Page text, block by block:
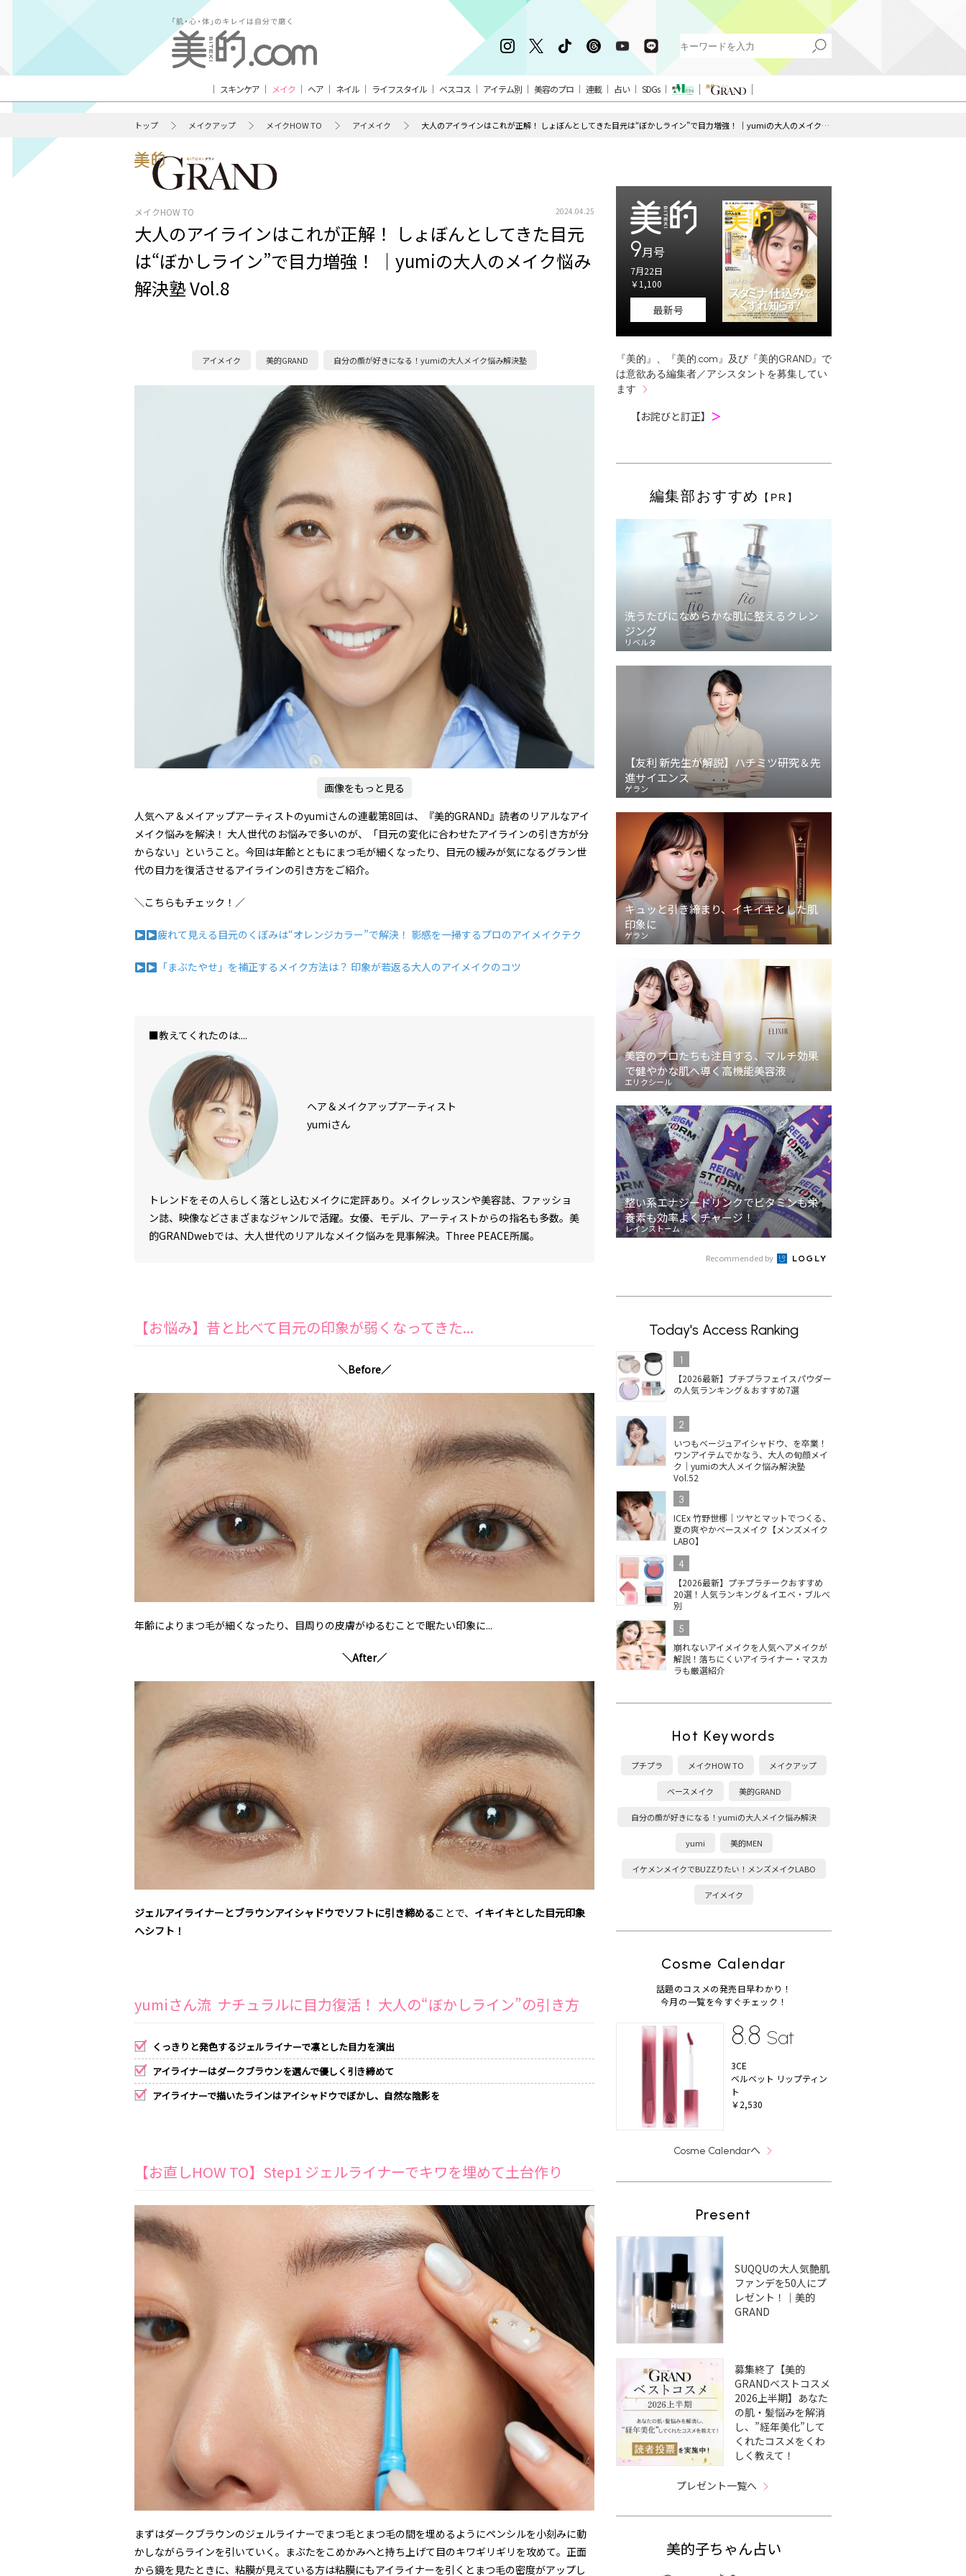
スキンケア メイク ヘア ネイル ライフスタイル ベスコス アイテム別 美容のプロ 連載 占い SDGs
トップ メイクアップ メイクHOW TO アイメイク 大人のアイラインはこれが正解！ しょぼんとしてきた目元は“ぼかしライン”で目力増強！ ｜yumiの大人のメイク悩み解決塾 Vol.8
メイクHOW TO 2024.04.25
大人のアイラインはこれが正解！ しょぼんとしてきた目元
は“ぼかしライン”で目力増強！ ｜yumiの大人のメイク悩み
解決塾 Vol.8
アイメイク 美的GRAND 自分の顔が好きになる！yumiの大人メイク悩み解決塾
画像をもっと見る
人気ヘア＆メイアップアーティストのyumiさんの連載第8回は、『美的GRAND』読者のリアルなアイ
メイク悩みを解決！ 大人世代のお悩みで多いのが、「目元の変化に合わせたアイラインの引き方が分
からない」ということ。今回は年齢とともにまつ毛が細くなったり、目元の緩みが気になるグラン世
代の目力を復活させるアイラインの引き方をご紹介。
＼こちらもチェック！／
疲れて見える目元のくぼみは“オレンジカラー”で解決！ 影感を一掃するプロのアイメイクテク
「まぶたやせ」を補正するメイク方法は？ 印象が若返る大人のアイメイクのコツ
■教えてくれたのは....
ヘア＆メイクアップアーティスト
yumiさん
トレンドをその人らしく落とし込むメイクに定評あり。メイクレッスンや美容誌、ファッショ
ン誌、映像などさまざまなジャンルで活躍。女優、モデル、アーティストからの指名も多数。美
的GRANDwebでは、大人世代のリアルなメイク悩みを見事解決。Three PEACE所属。
【お悩み】昔と比べて目元の印象が弱くなってきた...
＼Before／
年齢によりまつ毛が細くなったり、目周りの皮膚がゆるむことで眠たい印象に...
＼After／
ジェルアイライナーとブラウンアイシャドウでソフトに引き締めることで、 イキイキとした目元印象
へシフト！
yumiさん流 ナチュラルに目力復活！ 大人の“ぼかしライン”の引き方
くっきりと発色するジェルライナーで凛とした目力を演出
アイライナーはダークブラウンを選んで優しく引き締めて
アイライナーで描いたラインはアイシャドウでぼかし、自然な陰影を
【お直しHOW TO】Step1 ジェルライナーでキワを埋めて土台作り
まずはダークブラウンのジェルライナーでまつ毛とまつ毛の間を埋めるようにペンシルを小刻みに動
かしながらラインを引いていく。まぶたをこめかみへと持ち上げて目のキワギリギリを攻めて。正面
から鏡を見たときに、粘膜が見えている方は粘膜にもアイライナーを引くとまつ毛の密度がアップし
9月号
7月22日
￥1,100
最新号
『美的』、『美的.com』及び『美的GRAND』で
は意欲ある編集者／アシスタントを募集してい
ます
【お詫びと訂正】 ＞
編集部おすすめ 【PR】
洗うたびになめらかな肌に整えるクレン
ジング
リベルタ
【友利 新先生が解説】ハチミツ研究＆先
進サイエンス
ゲラン
キュッと引き締まり、イキイキとした肌
印象に
ゲラン
美容のプロたちも注目する、マルチ効果
で健やかな肌へ導く高機能美容液
エリクシール
整い系エナジードリンクでビタミンも栄
養素も効率よくチャージ！
レインストーム
Recommended by
Today's Access Ranking
1
【2026最新】プチプラフェイスパウダー
の人気ランキング＆おすすめ7選
2
いつもベージュアイシャドウ、を卒業！
ワンアイテムでかなう、大人の旬顔メイ
ク｜yumiの大人メイク悩み解決塾
Vol.52
3
ICEx 竹野世梛｜ツヤとマットでつくる、
夏の爽やかベースメイク【メンズメイク
LABO】
4
【2026最新】プチプラチークおすすめ
20選！人気ランキング＆イエベ・ブルべ
別
5
崩れないアイメイクを人気ヘアメイクが
解説！落ちにくいアイライナー・マスカ
ラも厳選紹介
Hot Keywords
プチプラ メイクHOW TO メイクアップ
ベースメイク 美的GRAND
自分の顔が好きになる！yumiの大人メイク悩み解決
yumi 美的MEN
イケメンメイクでBUZZりたい！メンズメイクLABO
アイメイク
Cosme Calendar
話題のコスメの発売日早わかり！
今月の一覧を今すぐチェック！
8.8 Sat
3CE
ベルベット リップティン
ト
￥2,530
Cosme Calendarへ
Present
SUQQUの大人気艶肌
ファンデを50人にプ
レゼント！｜美的
GRAND
募集終了【美的
GRANDベストコスメ
2026上半期】あなた
の肌・髪悩みを解消
し、”経年美化”して
くれたコスメをくわ
しく教えて！
プレゼント一覧へ
美的子ちゃん占い